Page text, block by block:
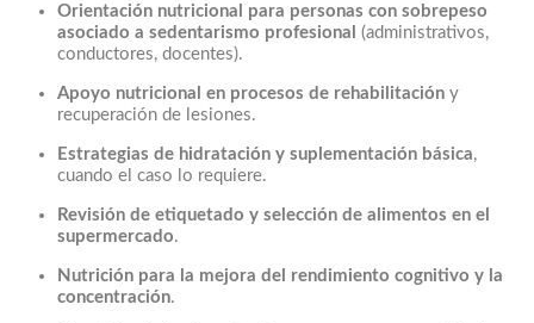
Orientación nutricional para personas con sobrepeso
asociado a sedentarismo profesional (administrativos,
conductores, docentes).
Apoyo nutricional en procesos de rehabilitación y
recuperación de lesiones.
Estrategias de hidratación y suplementación básica,
cuando el caso lo requiere.
Revisión de etiquetado y selección de alimentos en el
supermercado.
Nutrición para la mejora del rendimiento cognitivo y la
concentración.